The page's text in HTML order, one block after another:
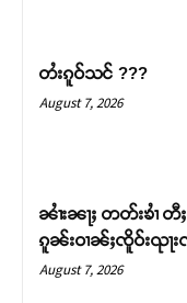
တႃႇႁႂ်ႈသဵင်ၵၢ
ဝ်ႇၽူ
တႆးၵူဝ်သင် ???
August 7, 2026
ၼၢႆးၼႃႈ တတ်းၶၢႆ
ၵူၼ်းဝၢၼ်ႈၸိူဝ်းၺႃး
August 7, 2026